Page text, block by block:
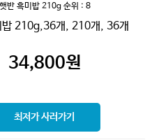
햇반 흑미밥 210g순위 : 8
밥 210g,36개, 210개, 36개
34,800원
최저가 사러가기